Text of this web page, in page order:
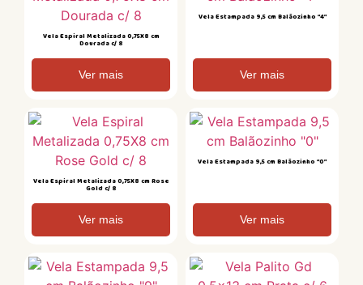
Vela Espiral Metalizada 0,75X8 cm
Dourada c/ 8
Ver mais
Vela Estampada 9,5 cm Balãozinho “4”
Ver mais
Vela Espiral Metalizada 0,75X8 cm Rose
Gold c/ 8
Ver mais
Vela Estampada 9,5 cm Balãozinho “0”
Ver mais